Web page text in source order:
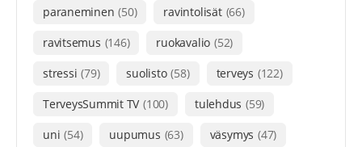
paraneminen (50) ravintolisät (66)
ravitsemus (146) ruokavalio (52)
stressi (79) suolisto (58) terveys (122)
TerveysSummit TV (100) tulehdus (59)
uni (54) uupumus (63) väsymys (47)